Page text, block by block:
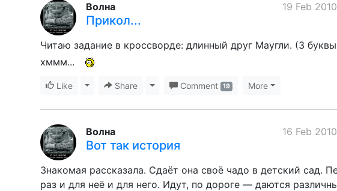
19 Feb
Волна
Прикол...
Читаю задание в кроссворде: длинный друг Маугли. (3
хммм...
Like Toggle Dropdown
Share Toggle Dropdown
Comment 19 More
16 Feb
Волна
Вот так история
Знакомая рассказала. Сдаёт она своё чадо в детский сад.
раз и для неё и для него. Идут, по дороге — даются